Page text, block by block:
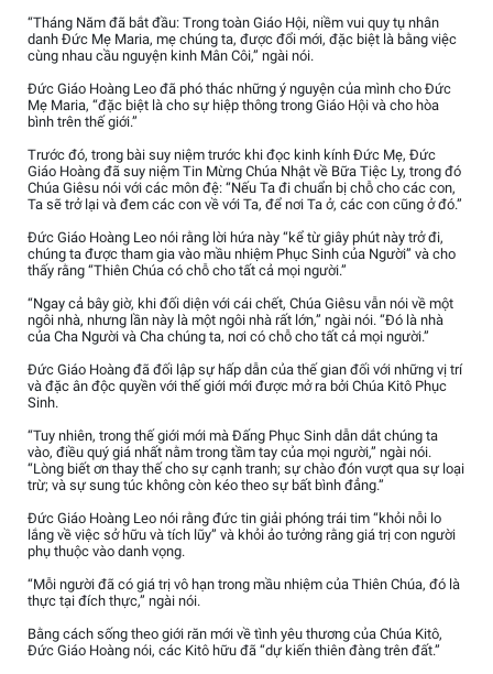
“Tháng Năm đã bắt đầu: Trong toàn Giáo Hội, niềm vui quy tụ nhân
danh Đức Mẹ Maria, mẹ chúng ta, được đổi mới, đặc biệt là bằng việc
cùng nhau cầu nguyện kinh Mân Côi,” ngài nói.
Đức Giáo Hoàng Leo đã phó thác những ý nguyện của mình cho Đức
Mẹ Maria, “đặc biệt là cho sự hiệp thông trong Giáo Hội và cho hòa
bình trên thế giới.”
Trước đó, trong bài suy niệm trước khi đọc kinh kính Đức Mẹ, Đức
Giáo Hoàng đã suy niệm Tin Mừng Chúa Nhật về Bữa Tiệc Ly, trong đó
Chúa Giêsu nói với các môn đệ: “Nếu Ta đi chuẩn bị chỗ cho các con,
Ta sẽ trở lại và đem các con về với Ta, để nơi Ta ở, các con cũng ở đó.”
Đức Giáo Hoàng Leo nói rằng lời hứa này “kể từ giây phút này trở đi,
chúng ta được tham gia vào mầu nhiệm Phục Sinh của Người” và cho
thấy rằng “Thiên Chúa có chỗ cho tất cả mọi người.”
“Ngay cả bây giờ, khi đối diện với cái chết, Chúa Giêsu vẫn nói về một
ngôi nhà, nhưng lần này là một ngôi nhà rất lớn,” ngài nói. “Đó là nhà
của Cha Người và Cha chúng ta, nơi có chỗ cho tất cả mọi người.”
Đức Giáo Hoàng đã đối lập sự hấp dẫn của thế gian đối với những vị trí
và đặc ân độc quyền với thế giới mới được mở ra bởi Chúa Kitô Phục
Sinh.
“Tuy nhiên, trong thế giới mới mà Đấng Phục Sinh dẫn dắt chúng ta
vào, điều quý giá nhất nằm trong tầm tay của mọi người,” ngài nói.
“Lòng biết ơn thay thế cho sự cạnh tranh; sự chào đón vượt qua sự loại
trừ; và sự sung túc không còn kéo theo sự bất bình đẳng.”
Đức Giáo Hoàng Leo nói rằng đức tin giải phóng trái tim “khỏi nỗi lo
lắng về việc sở hữu và tích lũy” và khỏi ảo tưởng rằng giá trị con người
phụ thuộc vào danh vọng.
“Mỗi người đã có giá trị vô hạn trong mầu nhiệm của Thiên Chúa, đó là
thực tại đích thực,” ngài nói.
Bằng cách sống theo giới răn mới về tình yêu thương của Chúa Kitô,
Đức Giáo Hoàng nói, các Kitô hữu đã “dự kiến thiên đàng trên đất.”